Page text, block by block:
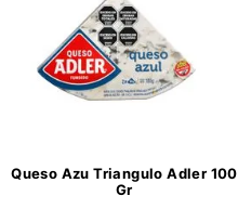
Queso Azu Triangulo Adler 100
Gr